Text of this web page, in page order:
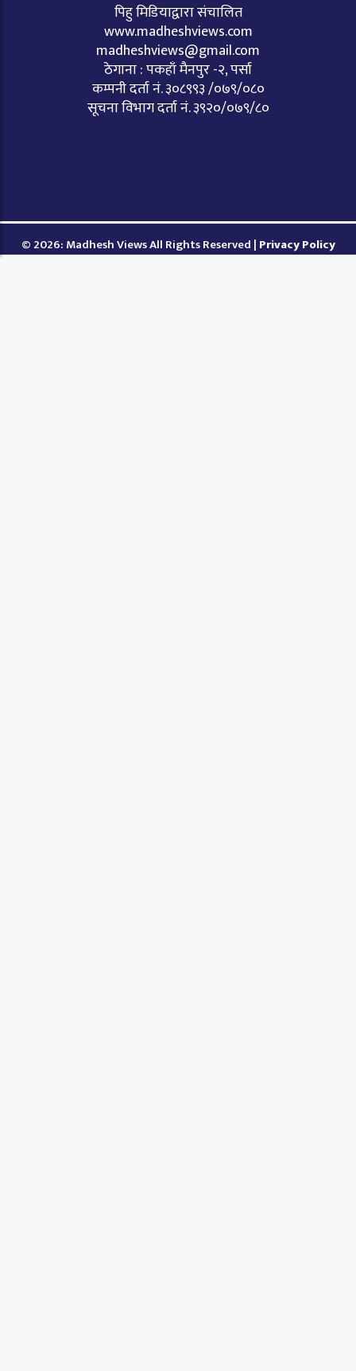
पिहु मिडियाद्वारा संचालित
www.madheshviews.com
madheshviews@gmail.com
ठेगाना : पकहाँ मैनपुर -२, पर्सा
कम्पनी दर्ता नं. ३०८९९३ /०७९/०८०
सूचना विभाग दर्ता नं. ३९२०/०७९/८०
© 2026: Madhesh Views All Rights Reserved | Privacy Policy